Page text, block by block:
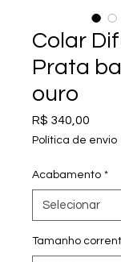
Colar
Prata
ouro
R$ 340,00
Política de envio
Acabamento *
Tamanho